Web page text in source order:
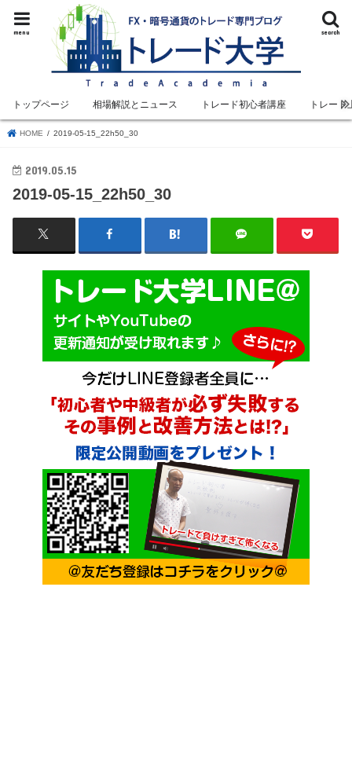
search
menu
トップページ 相場解説とニュース トレード初心者講座 トレード
HOME 2019-05-15_22h50_30
2019.05.15
2019-05-15_22h50_30